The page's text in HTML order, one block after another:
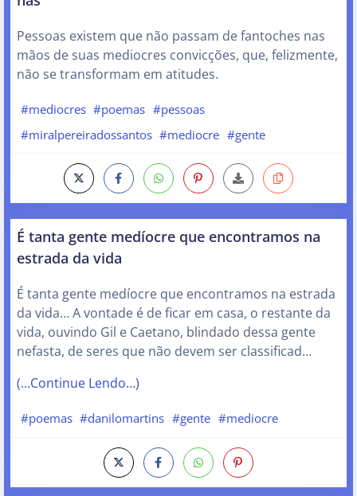
Pessoas existem que não passam de fantoches nas
mãos de suas mediocres convicções, que, felizmente,
não se transformam em atitudes.
#mediocres #poemas #pessoas
#miralpereiradossantos #mediocre #gente
É tanta gente medíocre que encontramos na
estrada da vida
É tanta gente medíocre que encontramos na estrada
da vida… A vontade é de ficar em casa, o restante da
vida, ouvindo Gil e Caetano, blindado dessa gente
nefasta, de seres que não devem ser classificad…
(…Continue Lendo…)
#poemas #danilomartins #gente #mediocre